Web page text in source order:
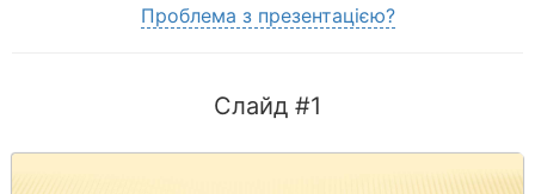
Проблема з презентацією?
Слайд #1